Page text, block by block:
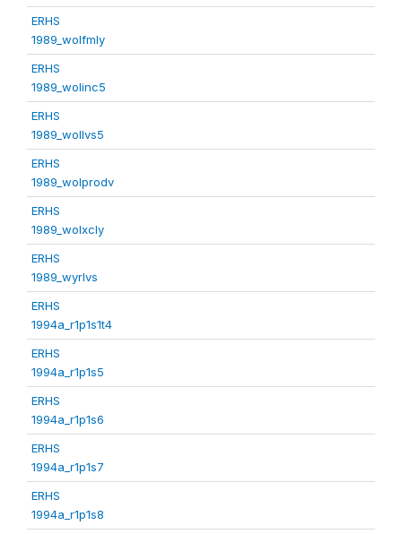
ERHS
1989_wolfmly
ERHS
1989_wolinc5
ERHS
1989_wollvs5
ERHS
1989_wolprodv
ERHS
1989_wolxcly
ERHS
1989_wyrlvs
ERHS
1994a_r1p1s1t4
ERHS
1994a_r1p1s5
ERHS
1994a_r1p1s6
ERHS
1994a_r1p1s7
ERHS
1994a_r1p1s8